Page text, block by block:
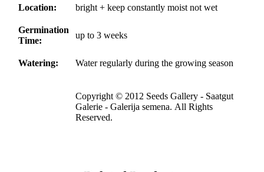
Location: bright + keep constantly moist not wet
Germination
Time:
up to 3 weeks
Watering: Water regularly during the growing season
Copyright © 2012 Seeds Gallery - Saatgut
Galerie - Galerija semena. All Rights
Reserved.